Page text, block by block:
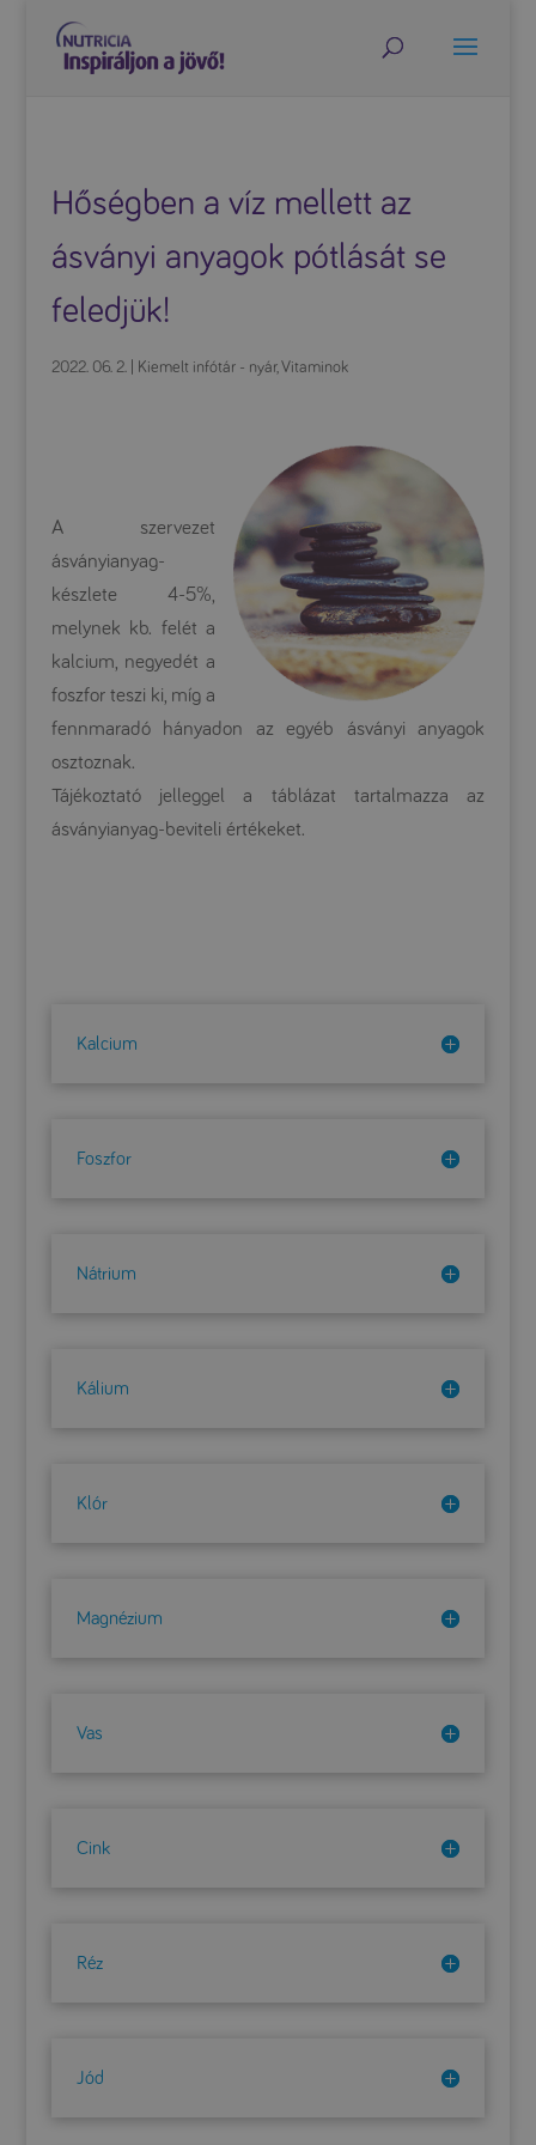
Hőségben a víz mellett az
ásványi anyagok pótlását se
feledjük!
2022. 06. 2.| Kiemelt infótár - nyár,Vitaminok
A szervezet
ásványianyag-
készlete 4-5%,
melynek kb. felét a
kalcium, negyedét a
foszfor teszi ki, míg a
fennmaradó hányadon az egyéb ásványi anyagok
osztoznak.
Tájékoztató jelleggel a táblázat tartalmazza az
ásványianyag-beviteli értékeket.
Kalcium
Foszfor
Nátrium
Kálium
Klór
Magnézium
Vas
Cink
Réz
Jód